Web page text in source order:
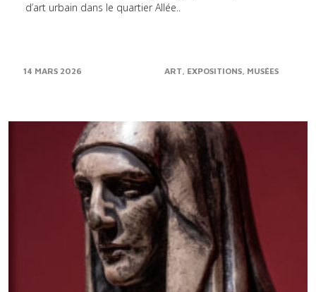
d’art urbain dans le quartier Allée..
14 MARS 2026 ART EXPOSITIONS MUSÉES